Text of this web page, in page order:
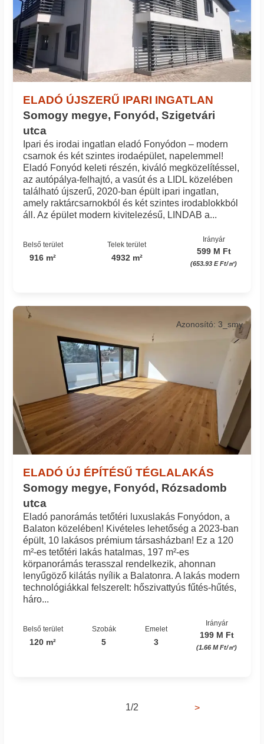
ELADÓ ÚJSZERŰ IPARI INGATLAN
Somogy megye, Fonyód, Szigetvári
utca
Ipari és irodai ingatlan eladó Fonyódon – modern
csarnok és két szintes irodaépület, napelemmel!
Eladó Fonyód keleti részén, kiváló megközelítéssel,
az autópálya-felhajtó, a vasút és a LIDL közelében
található újszerű, 2020-ban épült ipari ingatlan,
amely raktárcsarnokból és két szintes irodablokkból
áll. Az épület modern kivitelezésű, LINDAB a...
Belső terület
916 m²
Telek terület
4932 m²
Irányár
599 M Ft
(653.93 E Ft/㎡)
ELADÓ ÚJ ÉPÍTÉSŰ TÉGLALAKÁS
Somogy megye, Fonyód, Rózsadomb
utca
Azonosító: 3_smy
Eladó panorámás tetőtéri luxuslakás Fonyódon, a
Balaton közelében! Kivételes lehetőség a 2023-ban
épült, 10 lakásos prémium társasházban! Ez a 120
m²-es tetőtéri lakás hatalmas, 197 m²-es
körpanorámás terasszal rendelkezik, ahonnan
lenyűgöző kilátás nyílik a Balatonra. A lakás modern
technológiákkal felszerelt: hőszivattyús fűtés-hűtés,
háro...
Belső terület
120 m²
Szobák
5
Emelet
3
Irányár
199 M Ft
(1.66 M Ft/㎡)
1/2 >